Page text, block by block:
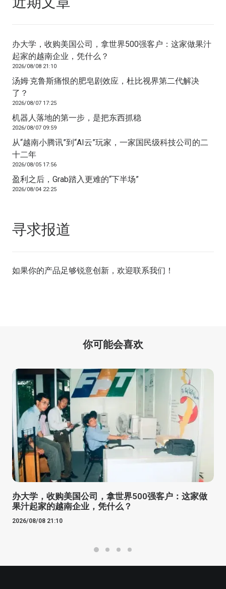
办大学，收购美国公司，拿世界500强客户：这家做果汁
起家的越南企业，凭什么？
2026/08/08 21:10
汤姆·克鲁斯痛恨的肥皂剧效应，杜比视界第二代解决
了？
2026/08/07 17:25
机器人落地的第一步，是把东西抓稳
2026/08/07 09:59
从“越南小腾讯”到“AI云”玩家，一家国民级科技公司的二
十二年
2026/08/05 17:56
盈利之后，Grab踏入更难的“下半场”
2026/08/04 22:25
寻求报道
如果你的产品足够锐意创新，欢迎联系我们 ！
你可能会喜欢
办大学，收购美国公司，拿世界500强客户：这家做
果汁起家的越南企业，凭什么？
2026/08/08 21:10